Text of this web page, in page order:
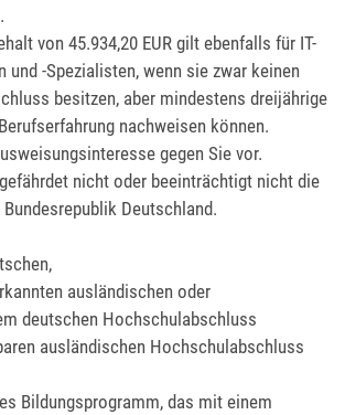
von 45.934,20 EUR gilt ebenfalls für IT-
und -Spezialisten, wenn sie zwar keinen
besitzen, aber mindestens dreijährige
nachweisen können.
gegen Sie vor.
nicht oder beeinträchtigt nicht die
Deutschland.
ausländischen oder
deutschen Hochschulabschluss
ausländischen Hochschulabschluss
Bildungsprogramm, das mit einem